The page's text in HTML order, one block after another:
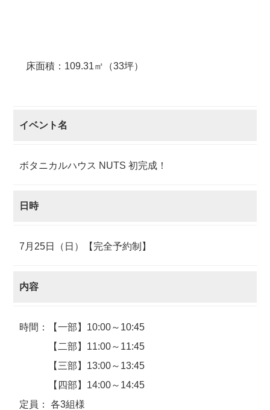
床面積：109.31㎡（33坪）
イベント名
ボタニカルハウス NUTS 初完成！
日時
7月25日（日）【完全予約制】
内容
時間：【一部】10:00～10:45
【二部】11:00～11:45
【三部】13:00～13:45
【四部】14:00～14:45
定員： 各3組様